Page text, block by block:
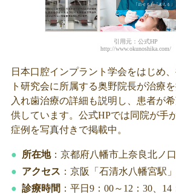
引用元：公式HP
http://www.okunoshika.com/
日本口腔インプラント学会をはじめ
ト研究会に所属する奥野院長が治療
入れ歯治療の詳細も説明し、患者が
供しています。公式HPでは同院が手
症例を写真付きで掲載中。
所在地：京都府八幡市上奈良北ノ
アクセス ：京阪「石清水八幡宮駅
診療時間 ：平日9：00～12：30、